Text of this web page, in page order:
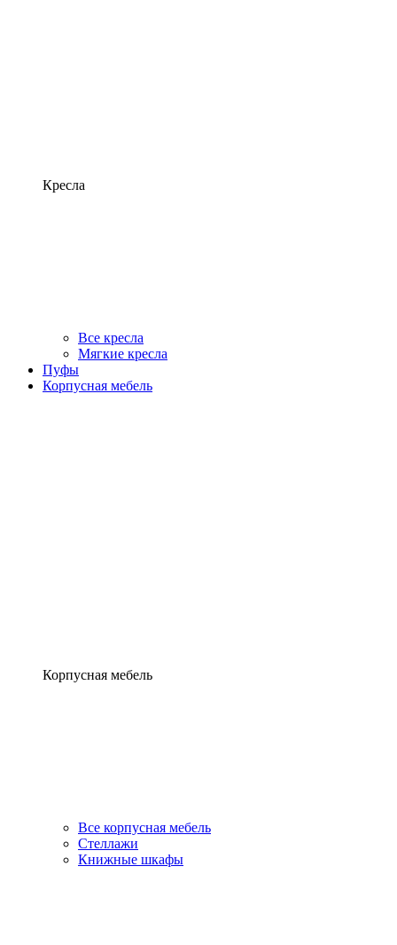
Кресла
Все кресла
Мягкие кресла
Пуфы
Корпусная мебель
Корпусная мебель
Все корпусная мебель
Стеллажи
Книжные шкафы